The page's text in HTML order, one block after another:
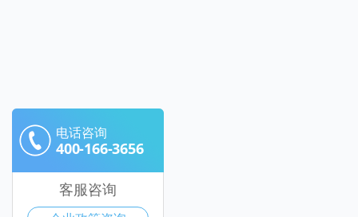
电话咨询
400-166-3656
客服咨询